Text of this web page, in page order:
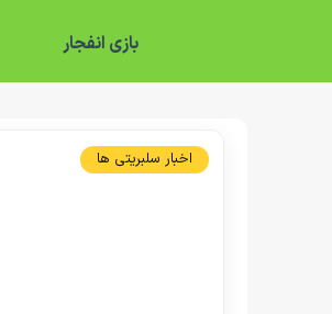
بازی انفجار
اخبار سلبریتی ها